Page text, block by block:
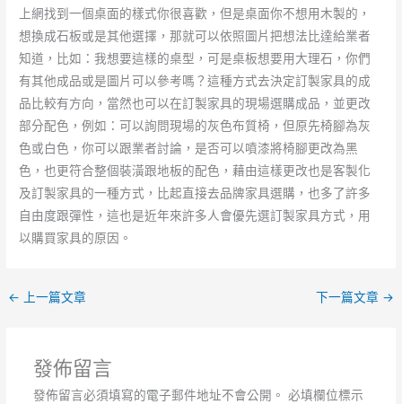
上網找到一個桌面的樣式你很喜歡，但是桌面你不想用木製的，
想換成石板或是其他選擇，那就可以依照圖片把想法比達給業者
知道，比如：我想要這樣的桌型，可是桌板想要用大理石，你們
有其他成品或是圖片可以參考嗎？這種方式去決定訂製家具的成
品比較有方向，當然也可以在訂製家具的現場選購成品，並更改
部分配色，例如：可以詢問現場的灰色布質椅，但原先椅腳為灰
色或白色，你可以跟業者討論，是否可以噴漆將椅腳更改為黑
色，也更符合整個裝潢跟地板的配色，藉由這樣更改也是客製化
及訂製家具的一種方式，比起直接去品牌家具選購，也多了許多
自由度跟彈性，這也是近年來許多人會優先選訂製家具方式，用
以購買家具的原因。
← 上一篇文章 下一篇文章 →
發佈留言
發佈留言必須填寫的電子郵件地址不會公開。 必填欄位標示